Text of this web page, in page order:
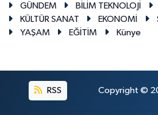
GÜNDEM BİLİM TEKNOLOJİ
KÜLTÜR SANAT
EKONOMİ
YAŞAM
EĞİTİM Künye
RSS Copyright ©